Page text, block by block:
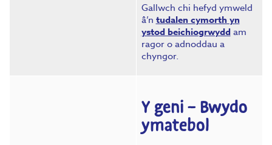
Gallwch chi hefyd ymweld
â’n tudalen cymorth yn
ystod beichiogrwyddam
ragor o adnoddau a
chyngor.
Y geni – Bwydo
ymatebol